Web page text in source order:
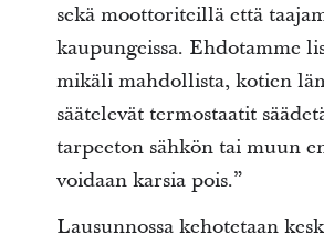
sekä moottoriteillä että
kaupungeissa. Ehdotamme
mikäli mahdollista, kotien
säätelevät termostaatit
tarpeeton sähkön tai muun
voidaan karsia pois.”
Lausunnossa kehotetaan